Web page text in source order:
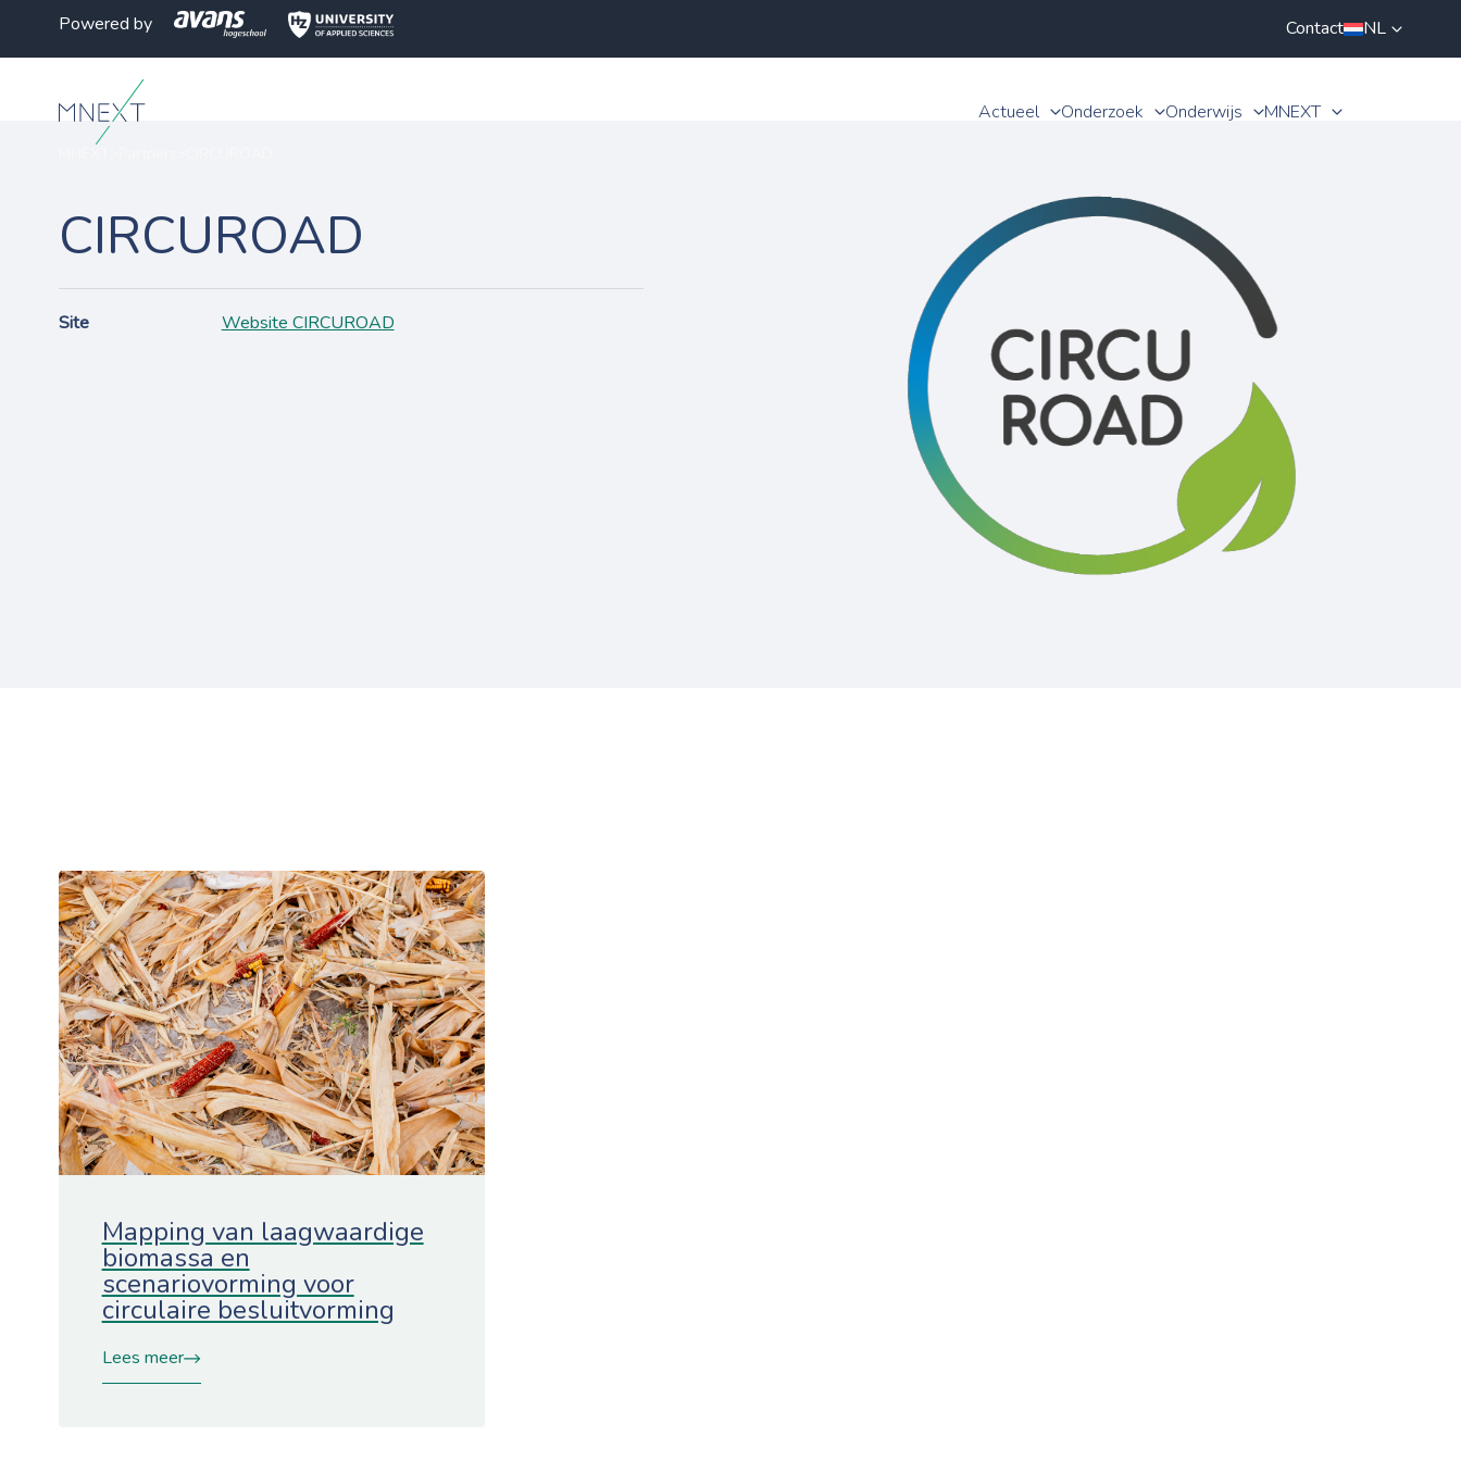
Powered by Contact NL
Actueel Onderzoek Onderwijs MNEXT
CIRCUROAD
Site Website CIRCUROAD
Mapping van laagwaardige
biomassa en
scenariovorming voor
circulaire besluitvorming
Lees meer